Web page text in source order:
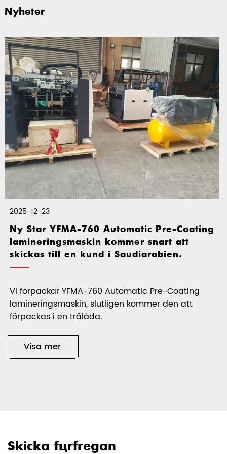
Nyheter
12-23
Star YFMA-760 Automatic Pre-Coating
kommer snart att
till en kund i Saudiarabien.
YFMA-760 Automatic Pre-Coating
slutligen kommer den att
i en trälåda.
Visa mer
Skicka förfrågan